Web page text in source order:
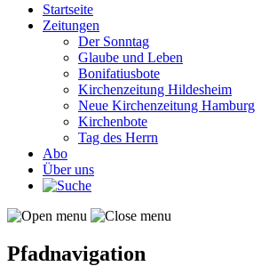
Startseite
Zeitungen
Der Sonntag
Glaube und Leben
Bonifatiusbote
Kirchenzeitung Hildesheim
Neue Kirchenzeitung Hamburg
Kirchenbote
Tag des Herrn
Abo
Über uns
Pfadnavigation